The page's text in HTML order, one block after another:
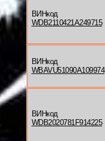
ВИНкод
WDB2110421A249715
ВИНкод
WBAVU51090A109974
ВИНкод
WDB2020781F914225